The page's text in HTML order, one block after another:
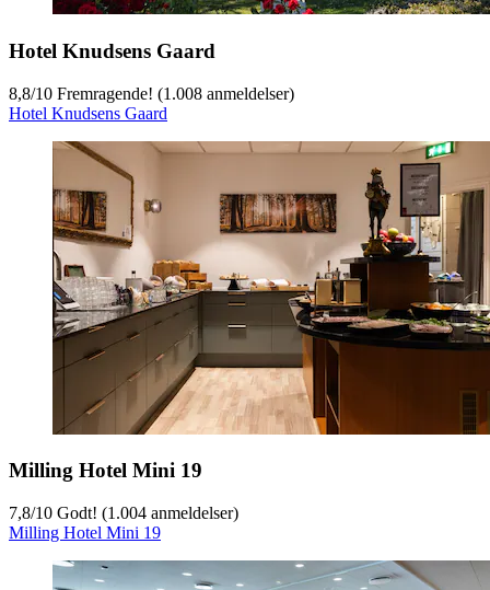
Hotel Knudsens Gaard
8,8/10 Fremragende! (1.008 anmeldelser)
Hotel Knudsens Gaard
Milling Hotel Mini 19
7,8/10 Godt! (1.004 anmeldelser)
Milling Hotel Mini 19